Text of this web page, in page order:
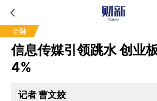
金融
信息传媒引领跳水 创业
4%
记者 曹文姣